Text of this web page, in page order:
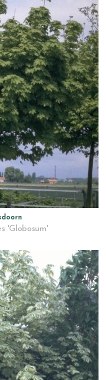
'Globosum'